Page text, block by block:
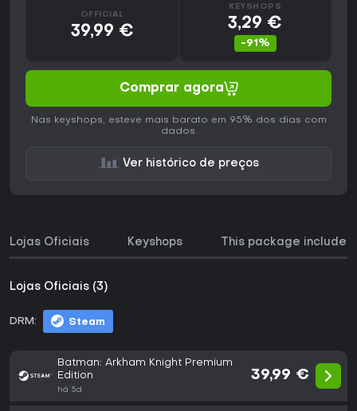
OFFICIAL
39,99 €
KEYSHOPS
3,29 €
-91%
Comprar agora
Nas keyshops, esteve mais barato em 95% dos dias com
dados.
Ver histórico de preços
Lojas Oficiais Keyshops This package includes
Lojas Oficiais (3)
DRM: Steam
Batman: Arkham Knight Premium
Edition
há 5d
39,99 €